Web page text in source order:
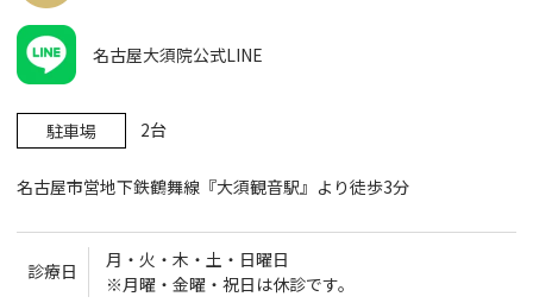
名古屋大須院公式LINE
駐車場 2台
名古屋市営地下鉄鶴舞線『大須観音駅』より徒歩3分
診療日
月・火・木・土・日曜日
※月曜・金曜・祝日は休診です。